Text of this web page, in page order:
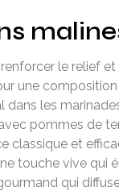
le relief
une
dans les
pommes de
classique et
touche vive qui
qui